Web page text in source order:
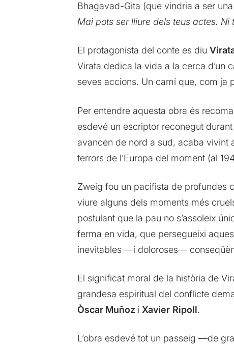
Bhagavad-Gita (que vindria a ser
Mai pots ser lliure dels teus actes. Ni
El protagonista del conte es diu
Virata dedica la vida a la cerca d’un
seves accions. Un camí que, com ja
Per entendre aquesta obra és
esdevé un escriptor reconegut
avancen de nord a sud, acaba vivint
terrors de l’Europa del moment (al
Zweig fou un pacifista de profundes
viure alguns dels moments més
postulant que la pau no s’assoleix
ferma en vida, que persegueixi
inevitables —i doloroses—
El significat moral de la història de
grandesa espiritual del conflicte
Òscar Muñoz i Xavier Ripoll.
L’obra esdevé tot un passeig —de